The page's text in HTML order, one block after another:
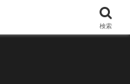
集めて紹介するサイト
検索